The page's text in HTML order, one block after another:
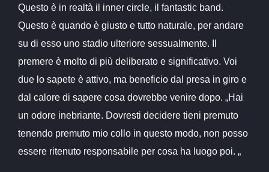
Questo è in realtà il inner circle, il fantastic band.
Questo è quando è giusto e tutto naturale, per andare
su di esso uno stadio ulteriore sessualmente. Il
premere è molto di più deliberato e significativo. Voi
due lo sapete è attivo, ma beneficio dal presa in giro e
dal calore di sapere cosa dovrebbe venire dopo. „Hai
un odore inebriante. Dovresti decidere tieni premuto
tenendo premuto mio collo in questo modo, non posso
essere ritenuto responsabile per cosa ha luogo poi. „